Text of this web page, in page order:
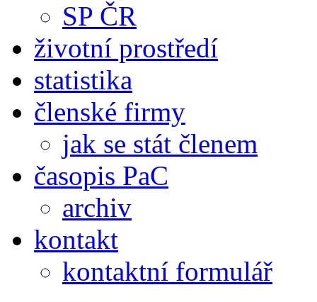
SP ČR
životní prostředí
statistika
členské firmy
jak se stát členem
časopis PaC
archiv
kontakt
kontaktní formulář